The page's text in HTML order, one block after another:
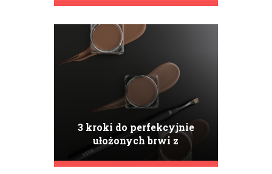
3 kroki do perfekcyjnie
ułożonych brwi z
Nanobrow Eyebrow
Pomade